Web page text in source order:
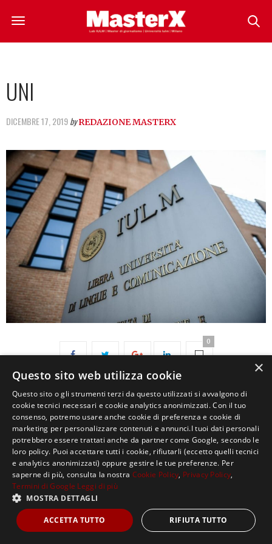
UNI
DICEMBRE 17, 2019by REDAZIONE MASTERX
0
Copyright ©2021, MASTERX Tutti i diritti riservati.
×
Questo sito web utilizza cookie
Questo sito o gli strumenti terzi da questo utilizzati si avvalgono di
cookie tecnici necessari e cookie analytics anonimizzati. Con il tuo
consenso, potremo usare anche cookie di preferenza e cookie di
marketing per personalizzare contenuti e annunci.I tuoi dati personali
potrebbero essere trattati anche da partner come Google, secondo le
loro policy. Puoi accettare tutti i cookie, rifiutarli (eccetto quelli tecnici
e analytics anonimizzati) oppure gestire le tue preferenze. Per
saperne di più, consulta la nostra Cookie Policy, Privacy Policy,
Termini di Google Leggi di più
MOSTRA DETTAGLI
ACCETTA TUTTO RIFIUTA TUTTO